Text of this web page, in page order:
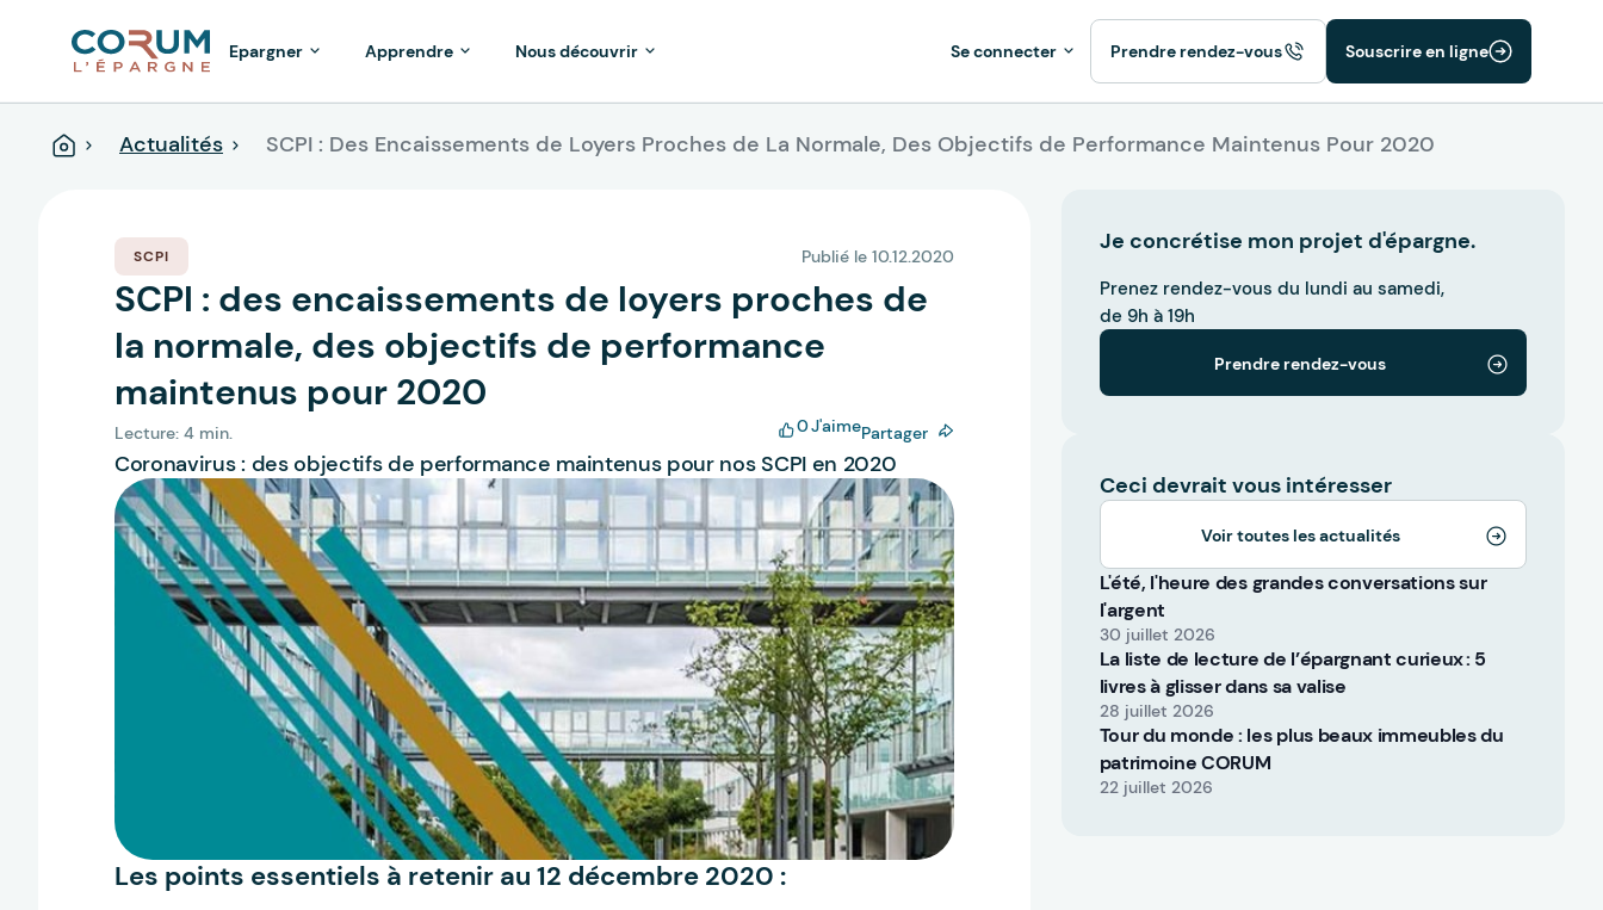
AccueilActualités SCPI : Des Encaissements de Loyers Proches de La Normale, Des Objectifs de Performance Maintenus Pour 2020
Epargner Apprendre Nous découvrir Se connecter Prendre rendez-vous Souscrire en ligne
SCPI Publié le 10.12.2020
SCPI : des encaissements de loyers proches de
la normale, des objectifs de performance
maintenus pour 2020
Lecture: 4 min. 0J'aimePartager
Coronavirus : des objectifs de performance maintenus pour nos SCPI en 2020
Les points essentiels à retenir au 12 décembre 2020 :
Je concrétise mon projet d'épargne.
Prenez rendez-vous du lundi au samedi,
de 9h à 19h
Prendre rendez-vous
Ceci devrait vous intéresser
Voir toutes les actualités
L'été, l'heure des grandes conversations sur
l'argent
30 juillet 2026
La liste de lecture de l’épargnant curieux : 5
livres à glisser dans sa valise
28 juillet 2026
Tour du monde : les plus beaux immeubles du
patrimoine CORUM
22 juillet 2026